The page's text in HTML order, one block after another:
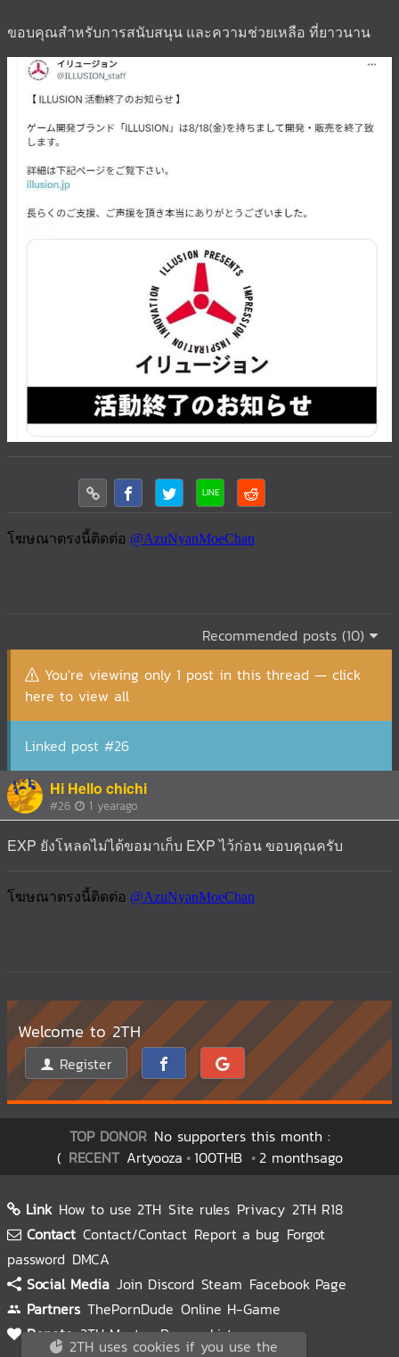
ขอบคุณสำหรับการสนับสนุน และความช่วยเหลือ ที่ยาวนาน
Recommended posts (10)
You're viewing only 1 post in this thread — click
here to view all
Linked post #26
Hi Hello chichi
#26 1 yearago
EXP ยังโหลดไม่ได้ขอมาเก็บ EXP ไว้ก่อน ขอบคุณครับ
Welcome to 2TH
Register
TOP DONOR No supporters this month :
( RECENT Artyooza 100THB 2 monthsago
Link How to use 2TH Site rules Privacy 2TH R18
Contact Contact/Contact Report a bug Forgot
password DMCA
Social Media Join Discord Steam Facebook Page
Partners ThePornDude Online H-Game
Donate 2TH Master Donors List
2TH uses cookies if you use the